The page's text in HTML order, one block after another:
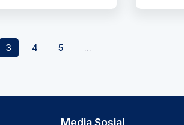
3 4 5 ...
Media Sosial